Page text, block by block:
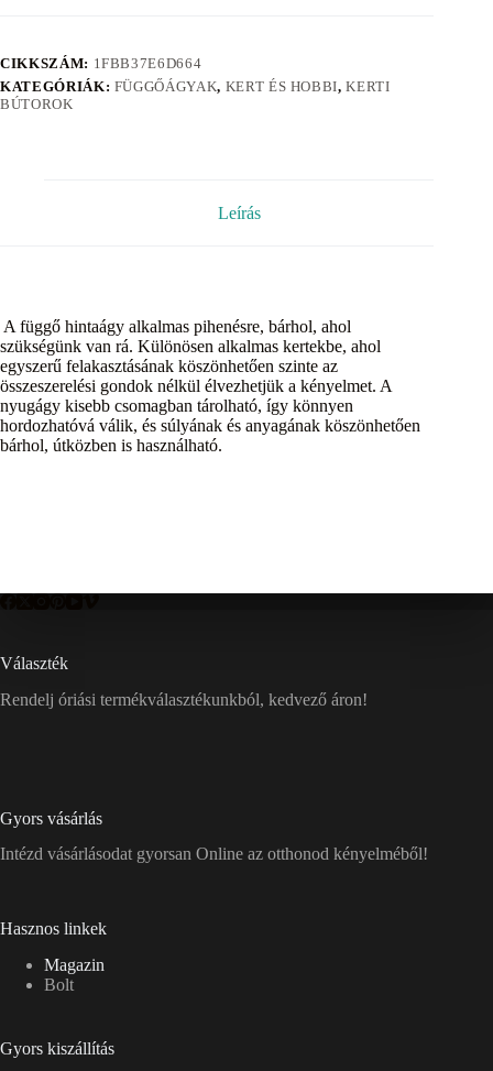
CIKKSZÁM: 1FBB37E6D664
KATEGÓRIÁK: FÜGGŐÁGYAK, KERT ÉS HOBBI,KERTI
BÚTOROK
Leírás
A függő hintaágy alkalmas pihenésre, bárhol, ahol
szükségünk van rá. Különösen alkalmas kertekbe, ahol
egyszerű felakasztásának köszönhetően szinte az
összeszerelési gondok nélkül élvezhetjük a kényelmet. A
nyugágy kisebb csomagban tárolható, így könnyen
hordozhatóvá válik, és súlyának és anyagának köszönhetően
bárhol, útközben is használható.
Választék
Rendelj óriási termékválasztékunkból, kedvező áron!
Gyors vásárlás
Intézd vásárlásodat gyorsan Online az otthonod kényelméből!
Hasznos linkek
Magazin
Bolt
Gyors kiszállítás